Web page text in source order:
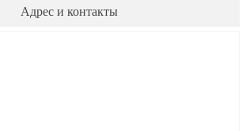
Адрес и контакты